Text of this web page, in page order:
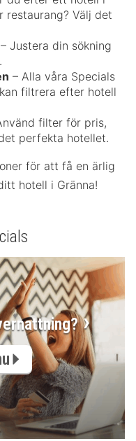
restaurang? Välj det
– Justera din sökning
– Alla våra Specials
filtrera efter hotell
filter för pris,
perfekta hotellet.
för att få en ärlig
hotell i Gränna!